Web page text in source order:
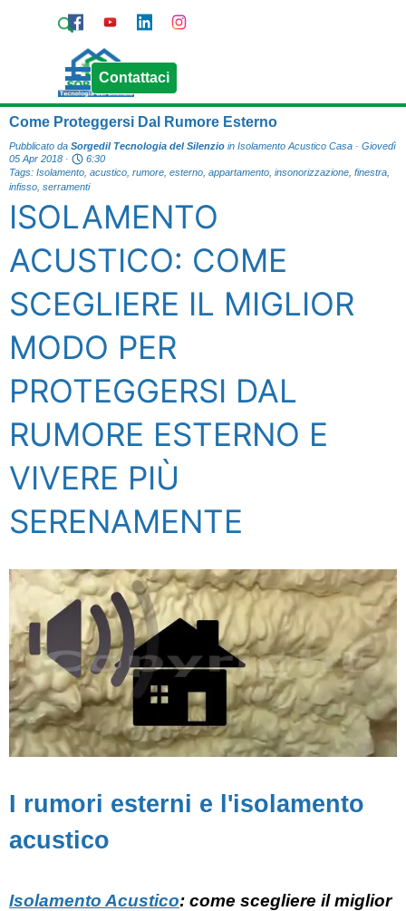
Vai ai contenuti
Salta menù
Pagina Contatti
Chiama Sorgedil
Contattaci
Come Proteggersi Dal Rumore Esterno
Pubblicato da Sorgedil Tecnologia del Silenzio in Isolamento Acustico Casa · Giovedì
05 Apr 2018 ·
6:30
Tags: Isolamento acustico rumore esterno appartamento insonorizzazione finestra
infisso serramenti
ISOLAMENTO
ACUSTICO: COME
SCEGLIERE IL MIGLIOR
MODO PER
PROTEGGERSI DAL
RUMORE ESTERNO E
VIVERE PIÙ
SERENAMENTE
I rumori esterni e l'isolamento
acustico
Isolamento Acustico: come scegliere il miglior